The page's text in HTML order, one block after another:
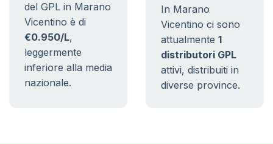
del GPL in Marano
Vicentino è di
€0.950/L,
leggermente
inferiore alla media
nazionale.
In Marano
Vicentino ci sono
attualmente 1
distributori GPL
attivi, distribuiti in
diverse province.